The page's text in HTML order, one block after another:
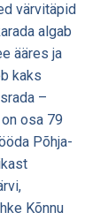
värvitäpid
algab
ääres ja
kaks
–
osa 79
Põhja-
Kõnnu